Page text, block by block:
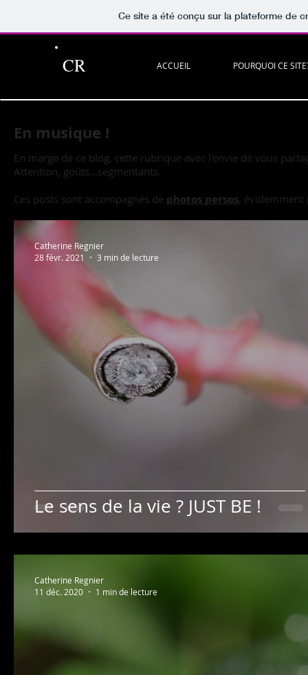
Ce site a été conçu sur la plateforme de
CR ACCUEIL POURQUOI CE
En musique !
En marge de ce blog, cette rubrique avec l'envie de vous
Attention, goûts...segmentants.
Ces posts sont accompagnés de photos persos, évidemment
Le sens de la vie ? JUST BE !
Catherine Regnier
28 févr. 2021
3 min de lecture
Catherine Regnier
11 déc. 2020
1 min de lecture